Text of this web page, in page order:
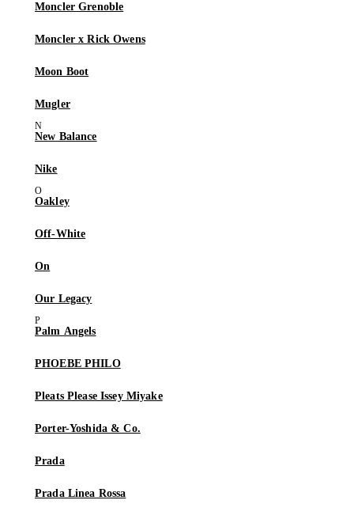
Moncler Grenoble
Moncler x Rick Owens
Moon Boot
Mugler
New Balance
Nike
Oakley
Off-White
On
Our Legacy
Palm Angels
PHOEBE PHILO
Pleats Please Issey Miyake
Porter-Yoshida & Co.
Prada
Prada Linea Rossa